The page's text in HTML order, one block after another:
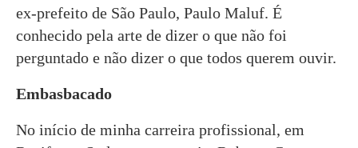
ex-prefeito de São Paulo, Paulo Maluf. É
conhecido pela arte de dizer o que não foi
perguntado e não dizer o que todos querem ouvir.
Embasbacado
No início de minha carreira profissional, em